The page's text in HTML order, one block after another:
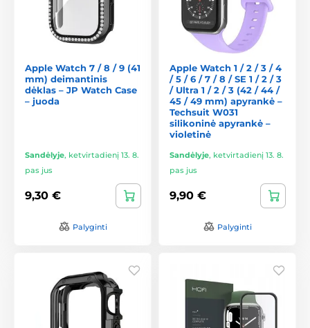
Apple Watch 7 / 8 / 9 (41
mm) deimantinis
dėklas – JP Watch Case
– juoda
Sandėlyje, ketvirtadienį 13. 8.
pas jus
9,30 €
Palyginti
Apple Watch 1 / 2 / 3 / 4
/ 5 / 6 / 7 / 8 / SE 1 / 2 / 3
/ Ultra 1 / 2 / 3 (42 / 44 /
45 / 49 mm) apyrankė –
Techsuit W031
silikoninė apyrankė –
violetinė
Sandėlyje, ketvirtadienį 13. 8.
pas jus
9,90 €
Palyginti